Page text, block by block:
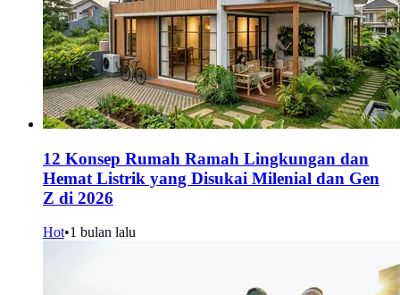
12 Konsep Rumah Ramah Lingkungan dan
Hemat Listrik yang Disukai Milenial dan Gen
Z di 2026
Hot•1 bulan lalu